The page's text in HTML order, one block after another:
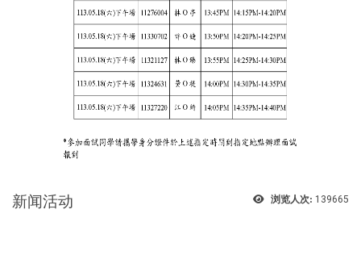
浏览人次: 139665
新闻活动